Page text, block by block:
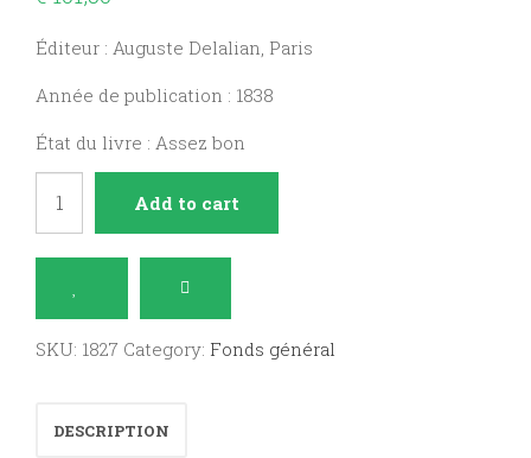
Éditeur : Auguste Delalian, Paris
Année de publication : 1838
État du livre : Assez bon
des
géographies
Add to cart
SKU: 1827 Category: Fonds général
DESCRIPTION